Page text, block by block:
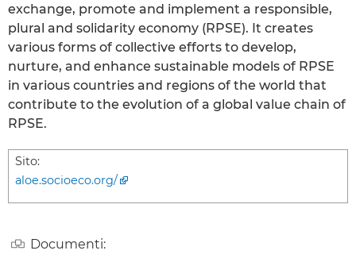
exchange, promote and implement a responsible,
plural and solidarity economy (RPSE). It creates
various forms of collective efforts to develop,
nurture, and enhance sustainable models of RPSE
in various countries and regions of the world that
contribute to the evolution of a global value chain of
RPSE.
Sito:
aloe.socioeco.org/
Documenti: